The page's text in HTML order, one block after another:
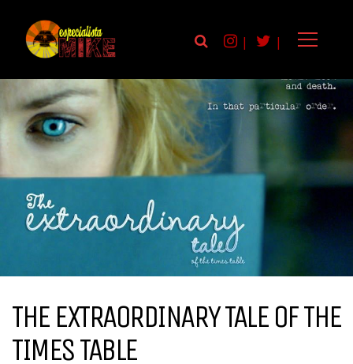
| |
THE EXTRAORDINARY TALE OF THE
TIMES TABLE